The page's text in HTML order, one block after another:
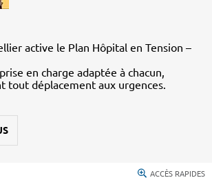
active le Plan Hôpital en Tension –
en charge adaptée à chacun,
tout déplacement aux urgences.
ACCÈS RAPIDES